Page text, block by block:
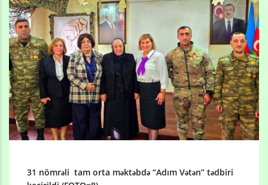
31 nömrəli tam orta məktəbdə “Adım Vətən” tədbiri